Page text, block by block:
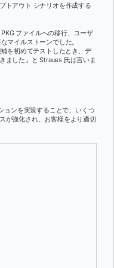
トアウト シナリオを作成する
ファイルへの移行、ユーザ
マイルストーンでした。
を初めてテストしたとき、デ
ました」と Strauss 氏は言いま
ョンを実装することで、いくつ
が強化され、お客様をより適切